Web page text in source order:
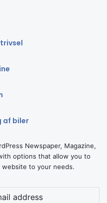
af biler
Newspaper, Magazine,
options that allow you to
to your needs.